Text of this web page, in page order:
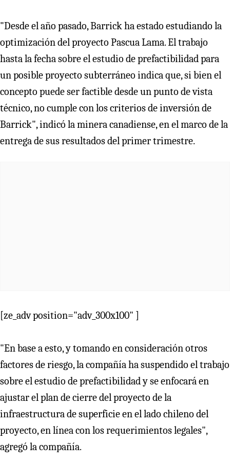
"Desde el año pasado, Barrick ha estado estudiando la
optimización del proyecto Pascua Lama. El trabajo
hasta la fecha sobre el estudio de prefactibilidad para
un posible proyecto subterráneo indica que, si bien el
concepto puede ser factible desde un punto de vista
técnico, no cumple con los criterios de inversión de
Barrick", indicó la minera canadiense, en el marco de la
entrega de sus resultados del primer trimestre.
[ze_adv position="adv_300x100" ]
"En base a esto, y tomando en consideración otros
factores de riesgo, la compañía ha suspendido el trabajo
sobre el estudio de prefactibilidad y se enfocará en
ajustar el plan de cierre del proyecto de la
infraestructura de superficie en el lado chileno del
proyecto, en línea con los requerimientos legales",
agregó la compañía.